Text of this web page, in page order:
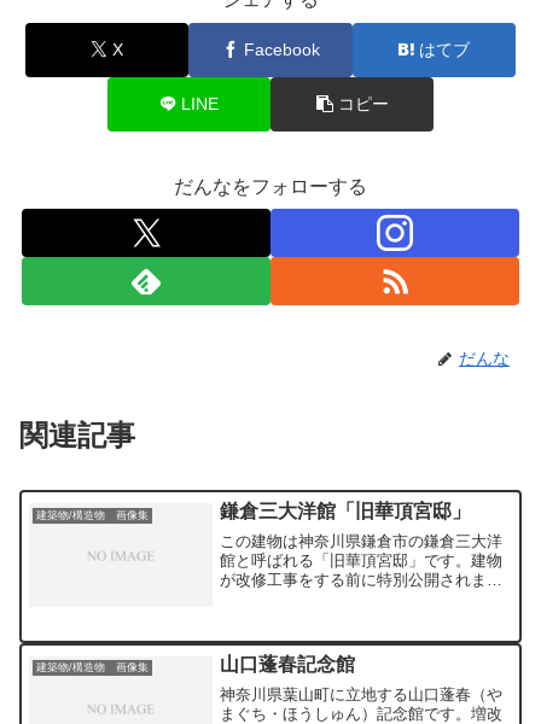
X Facebook はてブ
LINE コピー
だんなをフォローする
だんな
関連記事
建築物/構造物 画像集 鎌倉三大洋館「旧華頂宮邸」
この建物は神奈川県鎌倉市の鎌倉三大洋
館と呼ばれる「旧華頂宮邸」です。建物
が改修工事をする前に特別公開されまし
にありますので、とても居心地の良い環
境でした。建物の様式は和洋折衷で、バ
ラエティに富んでいて部屋ごとに見所が
あります。ただ所々、劣化が進んでお
り、画像をよく見ていただくと塗装が剥
建築物/構造物 画像集 山口蓬春記念館
神奈川県葉山町に立地する山口蓬春（や
まぐち・ほうしゅん）記念館です。増改